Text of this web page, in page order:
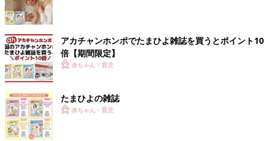
アカチャンホンポでたまひよ雑誌を買うとポイント10
倍【期間限定】
赤ちゃん・育児
たまひよの雑誌
赤ちゃん・育児